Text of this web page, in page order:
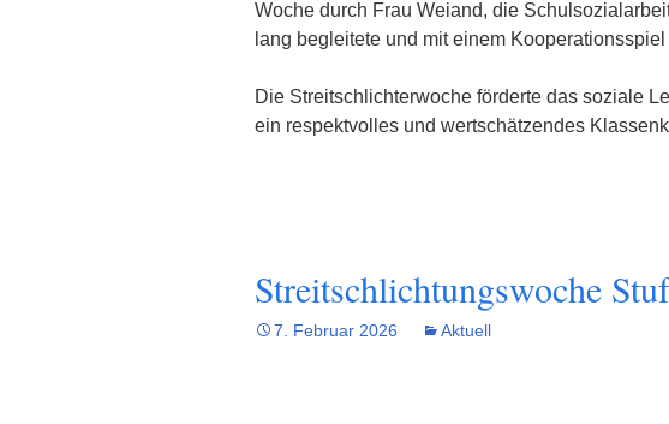
Woche durch Frau Weiand, die
lang begleitete und mit einem
Die Streitschlichterwoche förderte das soziale
ein respektvolles und wertschätzendes
Streitschlichtungswoche
7. Februar 2026 Aktuell